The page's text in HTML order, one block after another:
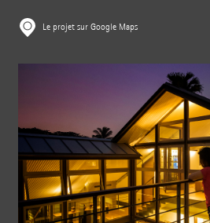
Le projet sur Google Maps